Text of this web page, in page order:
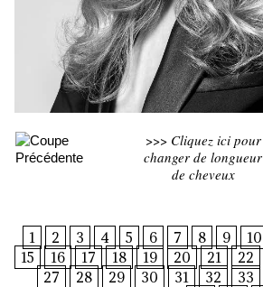
>>> Cliquez ici pour
changer de longueur
de cheveux
1 2 3 4 5 6 7 8 9 10
15
16 17 18 19 20 21 22
27
28 29 30 31 32 33